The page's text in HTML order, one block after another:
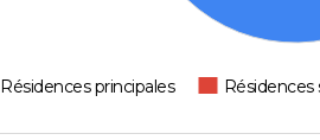
Résidences principales Résidences